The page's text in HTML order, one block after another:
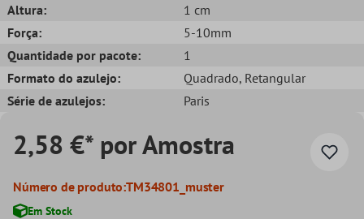
Altura:
1 cm
Força:
5-10mm
Quantidade por pacote:
1
Formato do azulejo:
Quadrado, Retangular
Série de azulejos:
Paris
2,58 €* por Amostra
Número de produto:TM34801_muster
Em Stock